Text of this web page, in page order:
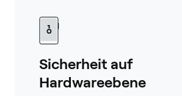
Sicherheit auf
Hardwareebene